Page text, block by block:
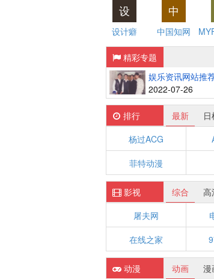
设
设计癖
中
中国知网
精彩专题
娱乐资讯网站推
2022-07-26
排行 最新
杨过ACG
菲特动漫
影视 综合 高
屠夫网
在线之家
动漫 动画 漫